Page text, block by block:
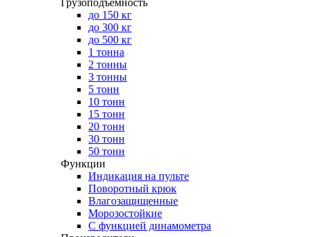
Грузоподъемность
до 150 кг
до 300 кг
до 500 кг
1 тонна
2 тонны
3 тонны
5 тонн
10 тонн
15 тонн
20 тонн
30 тонн
50 тонн
Функции
Индикация на пульте
Поворотный крюк
Влагозащищенные
Морозостойкие
С функцией динамометра